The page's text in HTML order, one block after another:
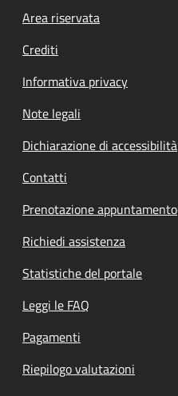
Footer menu
Area riservata
Crediti
Informativa privacy
Note legali
Dichiarazione di accessibilità
Contatti
Prenotazione appuntamento
Richiedi assistenza
Statistiche del portale
Leggi le FAQ
Pagamenti
Riepilogo valutazioni